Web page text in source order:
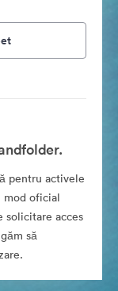
pentru activele
mod oficial
solicitare acces
să